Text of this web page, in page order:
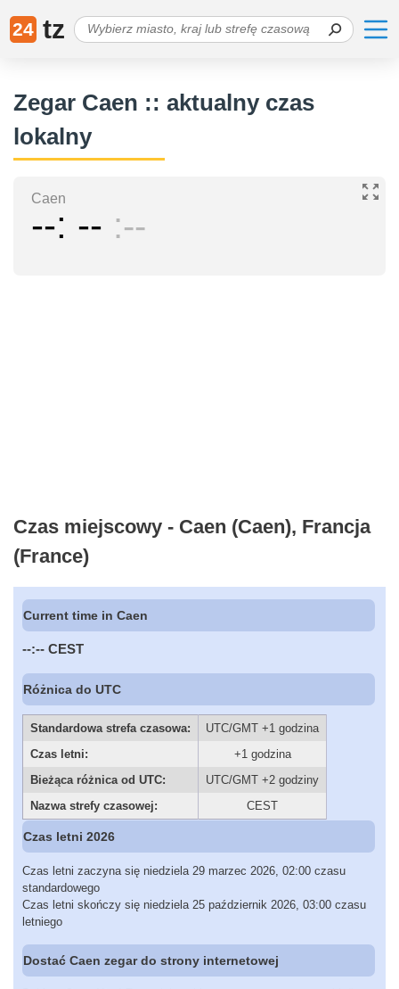
24 tz
Zegar Caen :: aktualny czas
lokalny
Caen
-- -- --
Czas miejscowy - Caen (Caen), Francja
(France)
Current time in Caen
--:-- CEST
Różnica do UTC
Standardowa strefa czasowa:
UTC/GMT +1 godzina
Czas letni:
+1 godzina
Bieżąca różnica od UTC:
UTC/GMT +2 godziny
Nazwa strefy czasowej:
CEST
Czas letni 2026
Czas letni zaczyna się niedziela 29 marzec 2026, 02:00 czasu
standardowego
Czas letni skończy się niedziela 25 październik 2026, 03:00 czasu
letniego
Dostać Caen zegar do strony internetowej